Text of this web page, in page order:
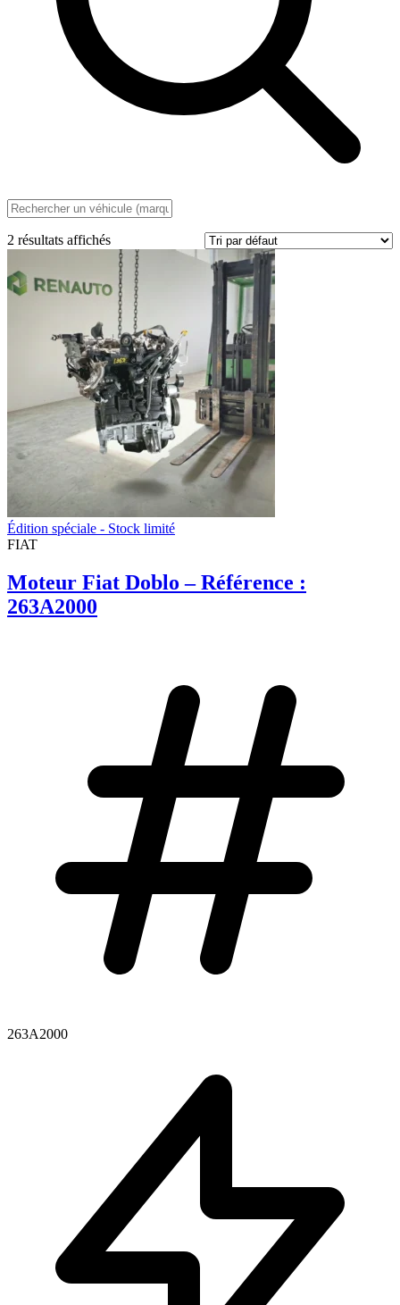
2 résultats affichés
Édition spéciale - Stock limité
FIAT
Moteur Fiat Doblo – Référence :
263A2000
263A2000